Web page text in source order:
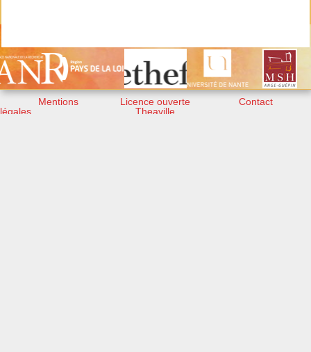
Mentions
légales
Licence ouverte
Theaville
Contact